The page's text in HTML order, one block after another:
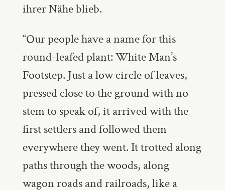
ihrer Nähe blieb.
“Our people have a name for this
round-leafed plant: White Man’s
Footstep. Just a low circle of leaves,
pressed close to the ground with no
stem to speak of, it arrived with the
first settlers and followed them
everywhere they went. It trotted along
paths through the woods, along
wagon roads and railroads, like a